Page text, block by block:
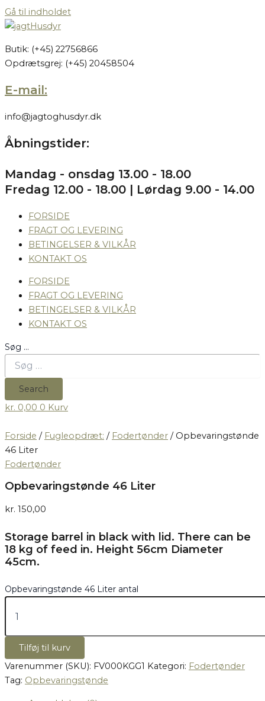
Gå til indholdet
Butik: (+45) 22756866
Opdrætsgrej: (+45) 20458504
E-mail:
info@jagtoghusdyr.dk
Åbningstider:
Mandag - onsdag 13.00 - 18.00
Fredag 12.00 - 18.00 | Lørdag 9.00 - 14.00
FORSIDE
FRAGT OG LEVERING
BETINGELSER & VILKÅR
KONTAKT OS
FORSIDE
FRAGT OG LEVERING
BETINGELSER & VILKÅR
KONTAKT OS
Søg …
Search
kr. 0,00 0 Kurv
Forside / Fugleopdræt: / Fodertønder / Opbevaringstønde
46 Liter
Fodertønder
Opbevaringstønde 46 Liter
kr. 150,00
Storage barrel in black with lid. There can be
18 kg of feed in. Height 56cm Diameter
45cm.
Opbevaringstønde 46 Liter antal
Tilføj til kurv
Varenummer (SKU): FV000KGG1 Kategori: Fodertønder
Tag: Opbevaringstønde